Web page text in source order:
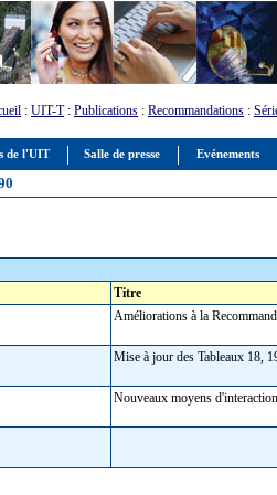
de l'UIT Salle de presse Evénements
: UIT-T: Publications : Recommandations :
Titre
Améliorations à la
Mise à jour des Tableaux 18,
Nouveaux moyens